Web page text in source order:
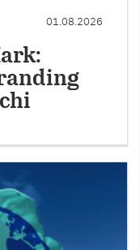
01.08.2026